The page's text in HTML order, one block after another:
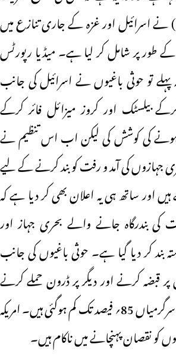
) نے اسرائیل اور غزہ کے جاری تنازع میں
طور پر شامل کر لیا ہے۔ میڈیا رپورٹس
پہلے تو حوثی باغیوں نے اسرائیل کی جانب
بیلسٹک اور کروز میزائل فائر کرکے
ہونے کی کوشش کی لیکن اب اس تنظیم نے
جہازوں کی آمد و رفت کو بند کرنے کے لیے
اور ساتھ ہی یہ اعلان بھی کر دیا ہے کہ
کی بندرگاہ جانے والے بحری جہاز اور
بند کر دیا گیا ہے۔ حوثی باغیوں کی جانب
قبضہ کرنے اور دیگر پر ڈرون حملے کرنے
کے بعد ایلات بندرگاہ پر سرگرمیاں 85؍ فیصد تک کم ہوگئی ہیں۔ امریکہ
کو نقصان پہنچانے میں ناکام ہیں۔